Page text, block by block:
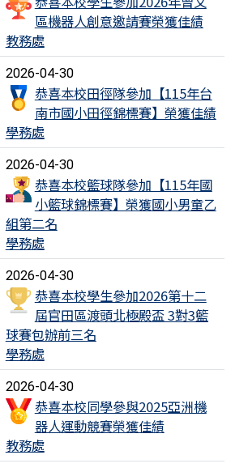
區機器人創意邀請賽榮獲佳績
教務處
2026-04-30
恭喜本校田徑隊參加【115年台
南市國小田徑錦標賽】榮獲佳績
學務處
2026-04-30
恭喜本校籃球隊參加【115年國
小籃球錦標賽】榮獲國小男童乙
組第二名
學務處
2026-04-30
恭喜本校學生參加2026第十二
屆官田區渡頭北極殿盃 3對3籃
球賽包辦前三名
學務處
2026-04-30
恭喜本校同學參與2025亞洲機
器人運動競賽榮獲佳績
教務處